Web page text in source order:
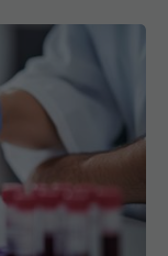
înainte de